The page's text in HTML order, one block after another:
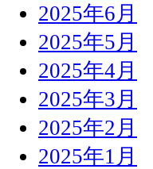
2025年6月
2025年5月
2025年4月
2025年3月
2025年2月
2025年1月